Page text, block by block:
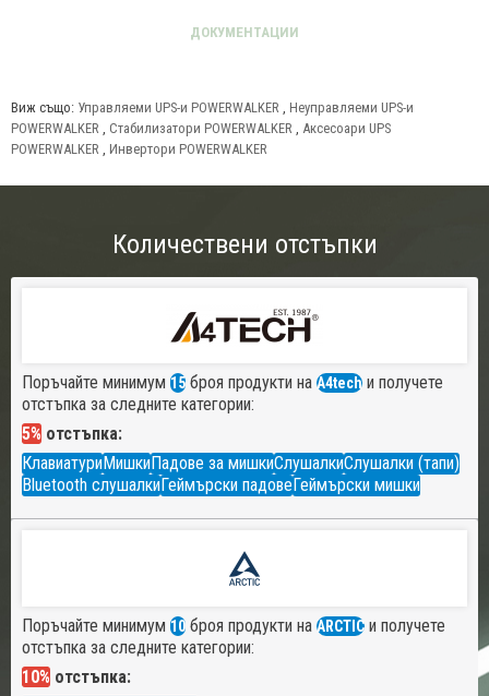
Виж също: Управляеми UPS-и POWERWALKER , Неуправляеми UPS-и
POWERWALKER , Стабилизатори POWERWALKER , Аксесоари UPS
POWERWALKER , Инвертори POWERWALKER
Количествени отстъпки
Поръчайте минимум 15 броя продукти на A4tech и получете
отстъпка за следните категории:
5% отстъпка:
КлавиатуриМишкиПадове за мишкиСлушалкиСлушалки (тапи)
Bluetooth слушалкиГеймърски падовеГеймърски мишки
Поръчайте минимум 10 броя продукти на ARCTIC и получете
отстъпка за следните категории:
10% отстъпка: